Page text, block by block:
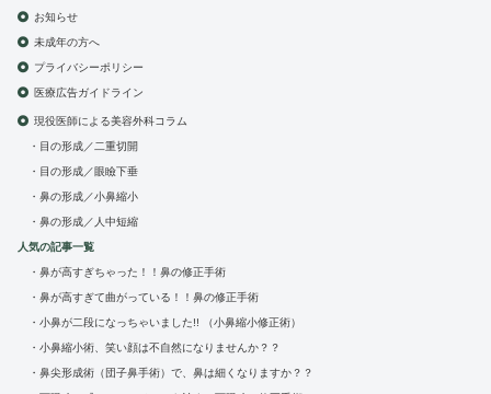
お知らせ
未成年の方へ
プライバシーポリシー
医療広告ガイドライン
現役医師による美容外科コラム
目の形成／二重切開
目の形成／眼瞼下垂
鼻の形成／小鼻縮小
鼻の形成／人中短縮
人気の記事一覧
鼻が高すぎちゃった！！鼻の修正手術
鼻が高すぎて曲がっている！！鼻の修正手術
小鼻が二段になっちゃいました!! （小鼻縮小修正術）
小鼻縮小術、笑い顔は不自然になりませんか？？
鼻尖形成術（団子鼻手術）で、鼻は細くなりますか？？